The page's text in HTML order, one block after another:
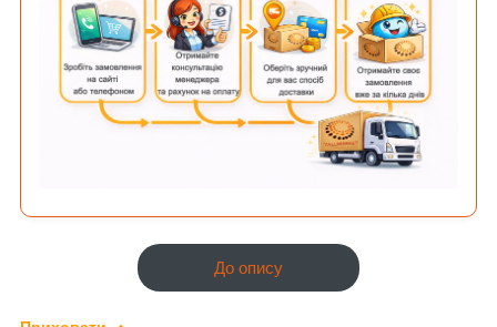
До опису